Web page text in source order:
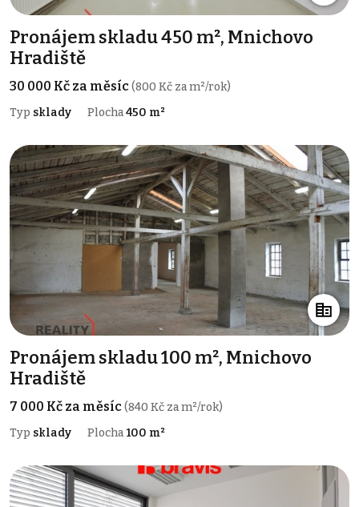
Pronájem skladu 450 m², Mnichovo
Hradiště
30 000 Kč za měsíc(800 Kč za m²/rok)
Typ sklady Plocha450 m²
Pronájem skladu 100 m², Mnichovo
Hradiště
7 000 Kč za měsíc(840 Kč za m²/rok)
Typ sklady Plocha100 m²